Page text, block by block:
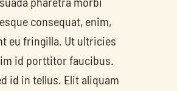
consequat, enim,
eu fringilla. Ut ultricies
id porttitor faucibus.
id in tellus. Elit aliquam